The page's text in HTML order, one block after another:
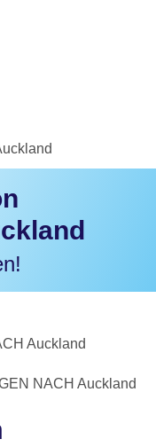
Auckland
NACH Auckland